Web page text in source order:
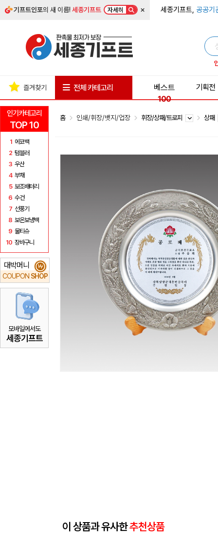
기프트인포의 새 이름!세종기프트 자세히 × 세종기프트, 공공기
인기카테고리
TOP 10
1 에코백
2 텀블러
3 우산
4 부채
5 보조배터리
6 수건
7 선풍기
8 보온보냉백
9 물티슈
10 장바구니
대박머니
COUPON SHOP
₩
모바일에서도
세종기프트
즐겨찾기 전체 카테고리
베스트
100
기획전
홈 인쇄/휘장/뱃지/업장 휘장/상패/트로피 상패
이 상품과 유사한추천상품